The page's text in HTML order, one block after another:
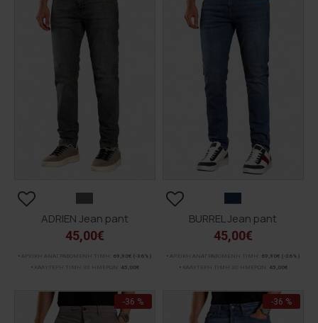
ADRIEN Jean pant
45,00€
ΑΡΧΙΚΗ ΑΝΑΓΡΑΦΟΜΕΝΗ ΤΙΜΗ: 69,90€ (-36%)
ΚΑΛΥΤΕΡΗ ΤΙΜΗ 30 ΗΜΕΡΩΝ:
45,00€
BURREL Jean pant
45,00€
ΑΡΧΙΚΗ ΑΝΑΓΡΑΦΟΜΕΝΗ ΤΙΜΗ: 69,90€ (-36%)
ΚΑΛΥΤΕΡΗ ΤΙΜΗ 30 ΗΜΕΡΩΝ:
45,00€
-36 % -36 %